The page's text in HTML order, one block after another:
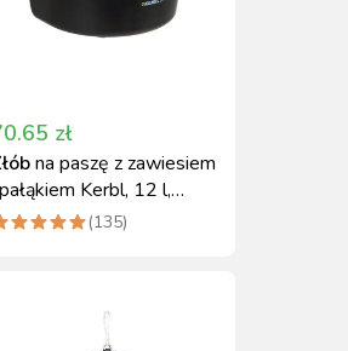
zł
na paszę z zawiesiem
Kerbl, 12 l,
(135)